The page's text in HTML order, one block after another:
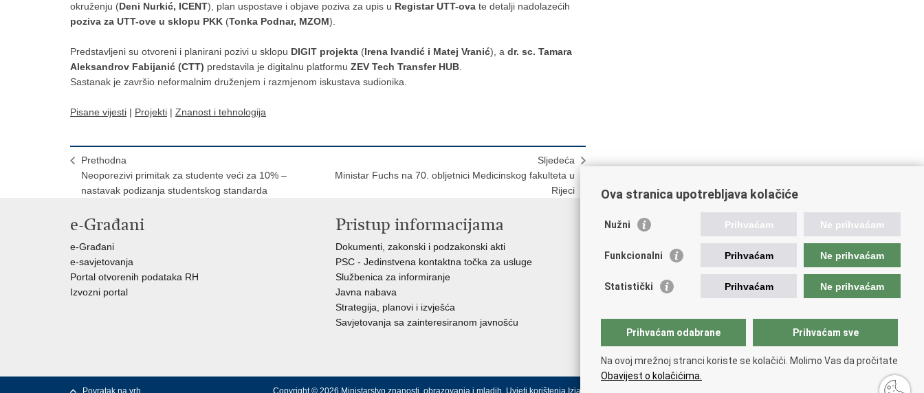
okruženju (Deni Nurkić, ICENT), plan uspostave i objave poziva za upis u Registar UTT-ova te detalji nadolazećih
poziva za UTT-ove u sklopu PKK (Tonka Podnar, MZOM).
Predstavljeni su otvoreni i planirani pozivi u sklopu DIGIT projekta (Irena Ivandić i Matej Vranić), a dr. sc. Tamara
Aleksandrov Fabijanić (CTT) predstavila je digitalnu platformu ZEV Tech Transfer HUB.
Sastanak je završio neformalnim druženjem i razmjenom iskustava sudionika.
Pisane vijesti | Projekti | Znanost i tehnologija
Prethodna
Neoporezivi primitak za studente veći za 10% –
nastavak podizanja studentskog standarda
Sljedeća
Ministar Fuchs na 70. obljetnici Medicinskog fakulteta u
Rijeci
e-Građani
e-Građani
e-savjetovanja
Portal otvorenih podataka RH
Izvozni portal
Pristup informacijama
Dokumenti, zakonski i podzakonski akti
PSC - Jedinstvena kontaktna točka za usluge
Službenica za informiranje
Javna nabava
Strategija, planovi i izvješća
Savjetovanja sa zainteresiranom javnošću
Korisne poveznice
AZOO
AMPEU
NCVVO
Ova stranica upotrebljava kolačiće
Nužni Prihvaćam Ne prihvaćam
Funkcionalni Prihvaćam Ne prihvaćam
Statistički Prihvaćam Ne prihvaćam
Prihvaćam odabrane Prihvaćam sve
Na ovoj mrežnoj stranci koriste se kolačići. Molimo Vas da pročitate
Obavijest o kolačićima.